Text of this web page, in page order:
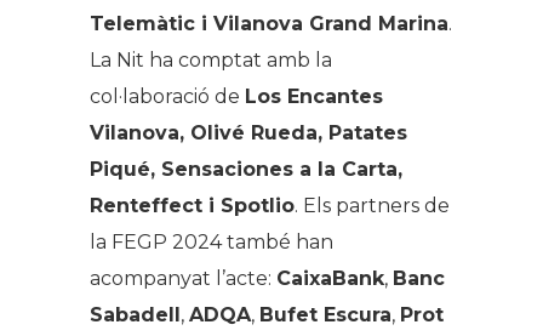
Telemàtic i Vilanova Grand Marina.
La Nit ha comptat amb la
col·laboració de Los Encantes
Vilanova, Olivé Rueda, Patates
Piqué, Sensaciones a la Carta,
Renteffect i Spotlio. Els partners de
la FEGP 2024 també han
acompanyat l’acte: CaixaBank, Banc
Sabadell, ADQA, Bufet Escura, Prot